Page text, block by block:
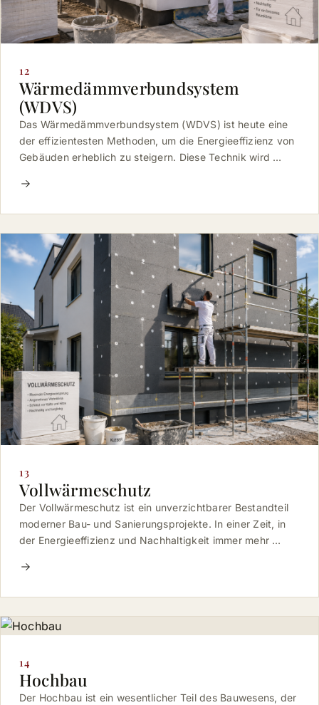
12
Wärmedämmverbundsystem
(WDVS)
Das Wärmedämmverbundsystem (WDVS) ist heute eine
der effizientesten Methoden, um die Energieeffizienz von
Gebäuden erheblich zu steigern. Diese Technik wird …
13
Vollwärmeschutz
Der Vollwärmeschutz ist ein unverzichtbarer Bestandteil
moderner Bau- und Sanierungsprojekte. In einer Zeit, in
der Energieeffizienz und Nachhaltigkeit immer mehr …
14
Hochbau
Der Hochbau ist ein wesentlicher Teil des Bauwesens, der